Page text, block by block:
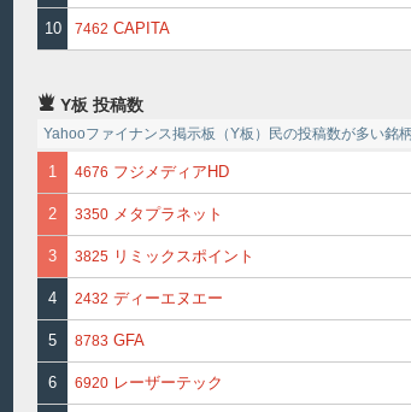
10 7462 CAPITA
Y板 投稿数
Yahooファイナンス掲示板（Y板）民の投稿数が多い銘
1 4676 フジメディアHD
2 3350 メタプラネット
3 3825 リミックスポイント
4 2432 ディーエヌエー
5 8783 GFA
6 6920 レーザーテック